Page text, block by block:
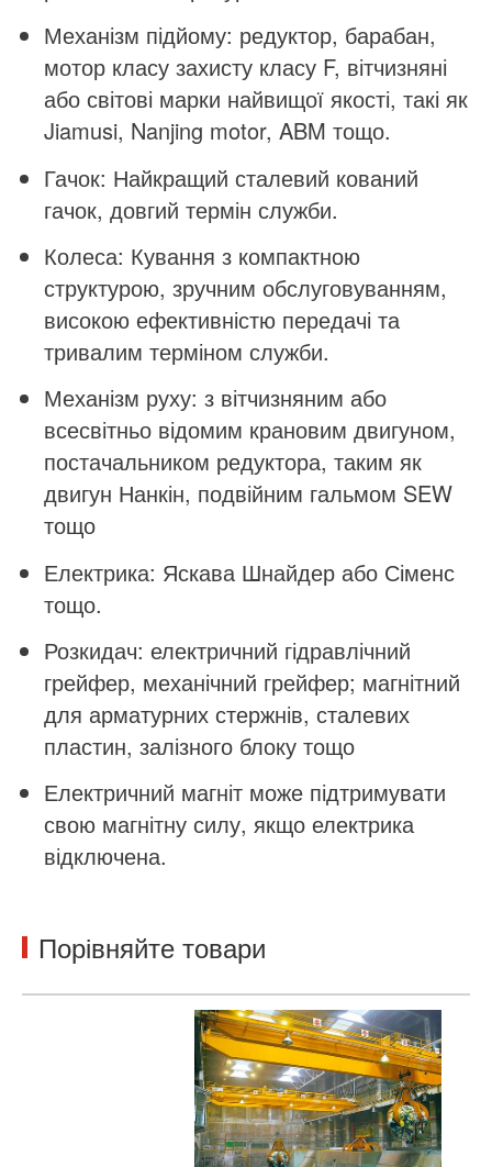
Механізм підйому: редуктор, барабан,
мотор класу захисту класу F, вітчизняні
або світові марки найвищої якості, такі як
Jiamusi, Nanjing motor, ABM тощо.
Гачок: Найкращий сталевий кований
гачок, довгий термін служби.
Колеса: Кування з компактною
структурою, зручним обслуговуванням,
високою ефективністю передачі та
тривалим терміном служби.
Механізм руху: з вітчизняним або
всесвітньо відомим крановим двигуном,
постачальником редуктора, таким як
двигун Нанкін, подвійним гальмом SEW
тощо
Електрика: Яскава Шнайдер або Сіменс
тощо.
Розкидач: електричний гідравлічний
грейфер, механічний грейфер; магнітний
для арматурних стержнів, сталевих
пластин, залізного блоку тощо
Електричний магніт може підтримувати
свою магнітну силу, якщо електрика
відключена.
Порівняйте товари